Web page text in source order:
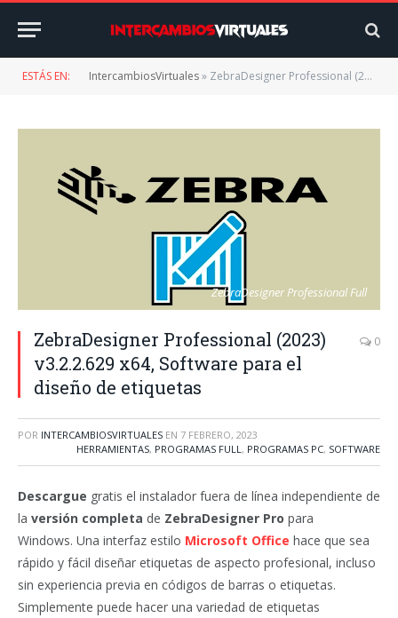
ESTÁS EN: IntercambiosVirtuales» ZebraDesigner Professional (2023) v3.2.2.629 x64, Software para el diseño de etiquetas
ZebraDesigner Professional Full
ZebraDesigner Professional (2023)
v3.2.2.629 x64, Software para el
diseño de etiquetas
0
POR INTERCAMBIOSVIRTUALES EN 7 FEBRERO, 2023
HERRAMIENTAS, PROGRAMAS FULL, PROGRAMAS PC, SOFTWARE
Descargue gratis el instalador fuera de línea independiente de
la versión completa de ZebraDesigner Pro para
Windows. Una interfaz estilo Microsoft Office hace que sea
rápido y fácil diseñar etiquetas de aspecto profesional, incluso
sin experiencia previa en códigos de barras o etiquetas.
Simplemente puede hacer una variedad de etiquetas